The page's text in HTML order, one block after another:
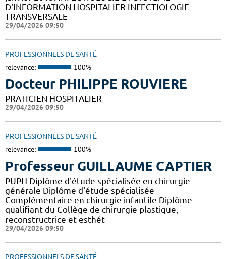
D'INFORMATION HOSPITALIER INFECTIOLOGIE
TRANSVERSALE
29/04/2026 09:50
PROFESSIONNELS DE SANTÉ
relevance: 100%
Docteur PHILIPPE ROUVIERE
PRATICIEN HOSPITALIER
29/04/2026 09:50
PROFESSIONNELS DE SANTÉ
relevance: 100%
Professeur GUILLAUME CAPTIER
PUPH Diplôme d'étude spécialisée en chirurgie
générale Diplôme d'étude spécialisée
Complémentaire en chirurgie infantile Diplôme
qualifiant du Collège de chirurgie plastique,
reconstructrice et esthét
29/04/2026 09:50
PROFESSIONNELS DE SANTÉ